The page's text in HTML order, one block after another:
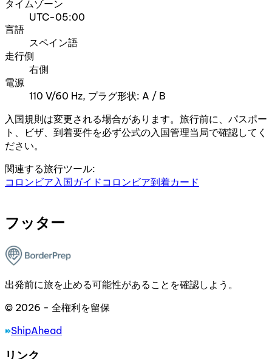
タイムゾーン
UTC-05:00
言語
スペイン語
走行側
右側
電源
110 V/60 Hz, プラグ形状: A / B
入国規則は変更される場合があります。旅行前に、パスポー
ト、ビザ、到着要件を必ず公式の入国管理当局で確認してく
ださい。
関連する旅行ツール:
コロンビア入国ガイド コロンビア到着カード
フッター
出発前に旅を止める可能性があることを確認しよう。
© 2026 - 全権利を留保
ShipAhead
リンク